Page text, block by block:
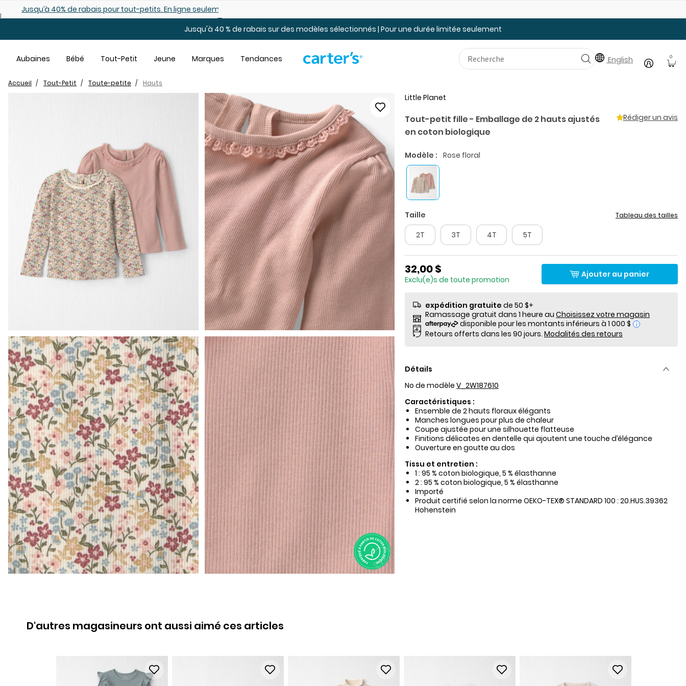
Jusqu’à 40% de rabais pour tout-petits. En ligne seulement.
Jusqu'à 40 % de rabais sur des modèles sélectionnés | Pour une durée limitée seulement
Aubaines Bébé Tout-Petit Jeune Marques Tendances English 0
Accueil Tout-Petit Toute-petite Hauts
Little Planet
Tout-petit fille - Emballage de 2 hauts ajustés
en coton biologique
Rédiger un avis
Modèle : Rose floral
Taille Tableau des tailles
2T 3T 4T 5T
32,00 $
Exclu(e)s de toute promotion
Ajouter au panier
expédition gratuite de 50 $+
Ramassage gratuit dans 1 heure au Choisissez votre magasin
i
Retours offerts dans les 90 jours. Modalités des retours
Détails
No de modèle V_2W187610
Caractéristiques :
Ensemble de 2 hauts floraux élégants
Manches longues pour plus de chaleur
Coupe ajustée pour une silhouette flatteuse
Finitions délicates en dentelle qui ajoutent une touche d’élégance
Ouverture en goutte au dos
Tissu et entretien :
1 : 95 % coton biologique, 5 % élasthanne
2 : 95 % coton biologique, 5 % élasthanne
Importé
Produit certifié selon la norme OEKO-TEX® STANDARD 100 : 20.HUS.39362
Hohenstein
D'autres magasineurs ont aussi aimé ces articles